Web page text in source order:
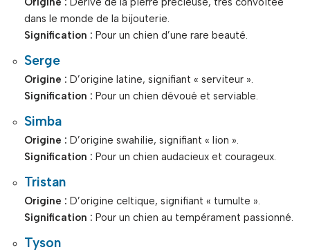
dans le monde de la bijouterie.
Signification : Pour un chien d’une rare beauté.
Serge
Origine : D’origine latine, signifiant « serviteur ».
Signification : Pour un chien dévoué et serviable.
Simba
Origine : D’origine swahilie, signifiant « lion ».
Signification : Pour un chien audacieux et courageux.
Tristan
Origine : D’origine celtique, signifiant « tumulte ».
Signification : Pour un chien au tempérament passionné.
Tyson